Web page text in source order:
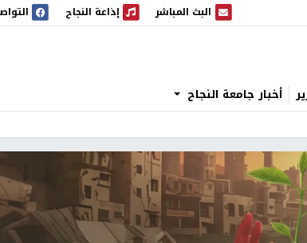
البث المباشر
البث المباشر إذاعة النجاح
إذاعة النجاح
أخبار جامعة النجاح